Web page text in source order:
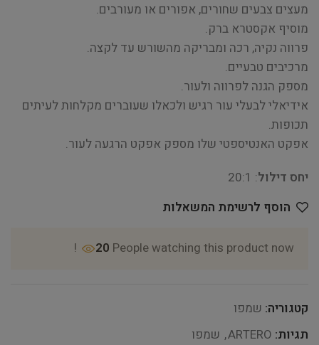
מעצים צבעים שחורים, אפורים או מעורבים.
מוסיף אקסטרא ברק.
פרווה נקיה, רכה ומבריקה מהשורש עד לקצה.
מרכיבים טבעיים.
מספק הגנה לפרווה ולעור.
אידיאלי לבעלי עור רגיש ולכאלו שעוברים מקלחות לעיתים
תכופות.
אפקט האנטיספטי שלו מספק אפקט הרגעה לעור.
יחס דילול: 20:1
הוסף לרשימת המשאלות
20 People watching this product now!
קטגוריה: שמפו
תגיות: ARTERO
, שמפו